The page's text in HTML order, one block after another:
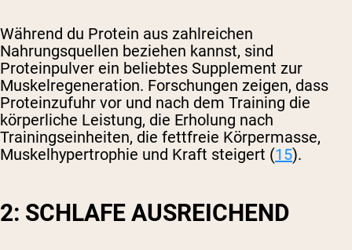
Während du Protein aus zahlreichen
Nahrungsquellen beziehen kannst, sind
Proteinpulver ein beliebtes Supplement zur
Muskelregeneration. Forschungen zeigen, dass
Proteinzufuhr vor und nach dem Training die
körperliche Leistung, die Erholung nach
Trainingseinheiten, die fettfreie Körpermasse,
Muskelhypertrophie und Kraft steigert (15).
2: SCHLAFE AUSREICHEND